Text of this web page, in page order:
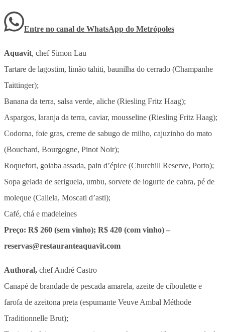
Entre no canal de WhatsApp do Metrópoles
Aquavit, chef Simon Lau
Tartare de lagostim, limão tahiti, baunilha do cerrado (Champanhe
Taittinger);
Banana da terra, salsa verde, aliche (Riesling Fritz Haag);
Aspargos, laranja da terra, caviar, mousseline (Riesling Fritz Haag);
Codorna, foie gras, creme de sabugo de milho, cajuzinho do mato
(Bouchard, Bourgogne, Pinot Noir);
Roquefort, goiaba assada, pain d’épice (Churchill Reserve, Porto);
Sopa gelada de seriguela, umbu, sorvete de iogurte de cabra, pé de
moleque (Caliela, Moscati d’asti);
Café, chá e madeleines
Preço: R$ 260 (sem vinho); R$ 420 (com vinho) –
reservas@restauranteaquavit.com
Authoral, chef André Castro
Canapé de brandade de pescada amarela, azeite de ciboulette e
farofa de azeitona preta (espumante Veuve Ambal Méthode
Traditionnelle Brut);